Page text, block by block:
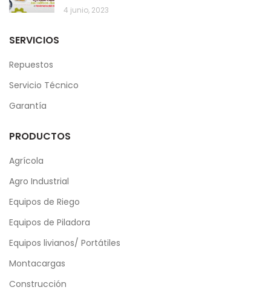
4 junio, 2023
SERVICIOS
Repuestos
Servicio Técnico
Garantía
PRODUCTOS
Agrícola
Agro Industrial
Equipos de Riego
Equipos de Piladora
Equipos livianos/ Portátiles
Montacargas
Construcción